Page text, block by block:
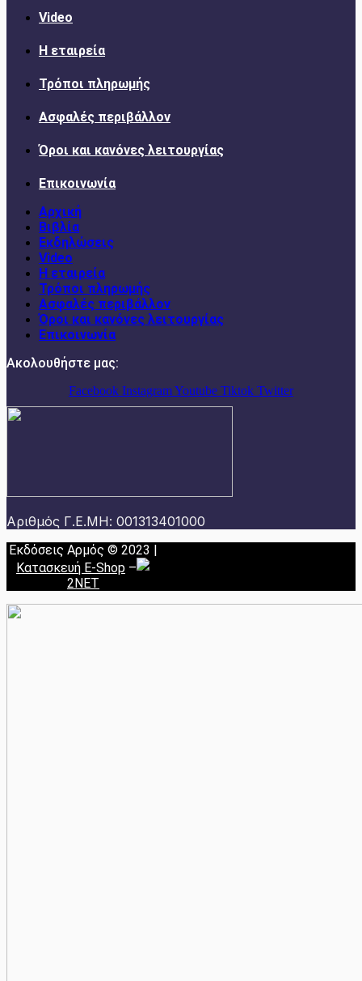
Video
Η εταιρεία
Τρόποι πληρωμής
Ασφαλές περιβάλλον
Όροι και κανόνες λειτουργίας
Επικοινωνία
Αρχική
Βιβλία
Εκδηλώσεις
Video
Η εταιρεία
Τρόποι πληρωμής
Ασφαλές περιβάλλον
Όροι και κανόνες λειτουργίας
Επικοινωνία
Ακολουθήστε μας:
Facebook InstagramYoutube Tiktok Twitter
Αριθμός Γ.Ε.ΜΗ: 001313401000
Εκδόσεις Αρμός © 2023 |
Κατασκευή E-Shop –
2NET